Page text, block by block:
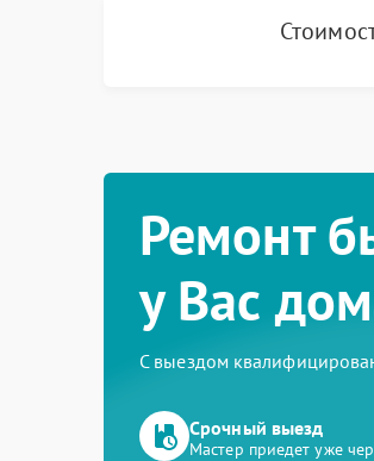
Ремонт
у Вас
С выездом
Срочный выезд
Мастер приедет уже